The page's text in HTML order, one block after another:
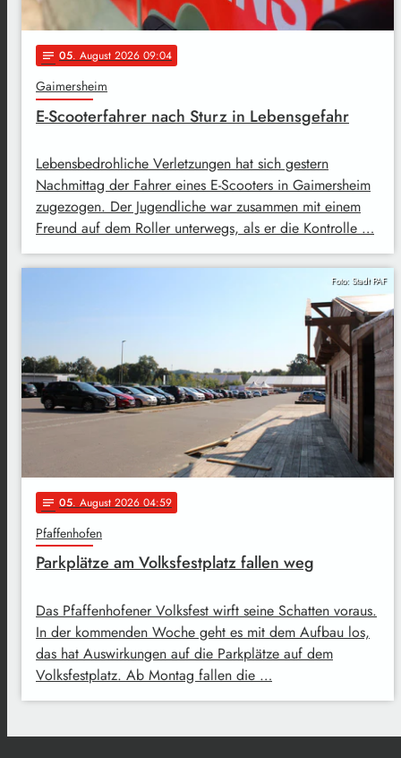
notes 05. August 2026 09:04
Gaimersheim
E-Scooterfahrer nach Sturz in Lebensgefahr
Lebensbedrohliche Verletzungen hat sich gestern
Nachmittag der Fahrer eines E-Scooters in Gaimersheim
zugezogen. Der Jugendliche war zusammen mit einem
Freund auf dem Roller unterwegs, als er die Kontrolle …
Foto: Stadt PAF
notes 05. August 2026 04:59
Pfaffenhofen
Parkplätze am Volksfestplatz fallen weg
Das Pfaffenhofener Volksfest wirft seine Schatten voraus.
In der kommenden Woche geht es mit dem Aufbau los,
das hat Auswirkungen auf die Parkplätze auf dem
Volksfestplatz. Ab Montag fallen die …